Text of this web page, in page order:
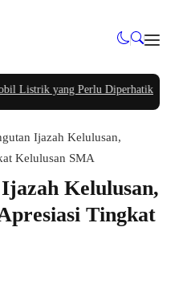
Listrik yang Perlu Diperhatikan
Ijazah Kelulusan,
Kelulusan SMA
Kelulusan,
Tingkat